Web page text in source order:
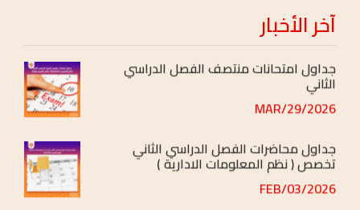
آخرالأخبار
جداول امتحانات منتصف الفصل الدراسي
الثاني
2026/MAR/29
تخصص ( نظم المعلومات الادارية )
2026/FEB/03